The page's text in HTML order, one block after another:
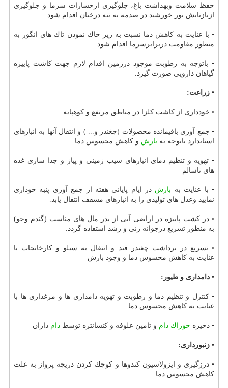
حفظ سلامت وبهداشت باغ، جلوگیری ازخسارات سرما و جلوگیری
ازبازتابش نور خورشید در صدمه به تنه درختان اقدام شود.
• با عنایت به كاهش دما نسبت به زیر خاك نمودن تاك های انگور به
منظور مقاومت دربرابرسرما اقدام شود.
• باتوجه به رطوبت موجود درزمین اقدام لازم جهت كاشت پاییزه
گیاهان دارویی صورت گیرد.
• زراعت:
• خودداری از كاشت كلزا در مناطق مرتفع و كوهپایه
• جمع آوری باقیمانده محصولات (چغندر و... ) و انتقال آنها به انبارهای
استاندارد باتوجه به بارش و كاهش محسوس دما
• تهویه و تنظیم دمای انبارهای سیب زمینی و پیاز و جدا سازی غده
های ناسالم
• با عنایت به بارش در ایام پایانی هفته از جمع آوری پنبه خوداری
نمایید وعدل های تولیدی را به انبارهای مسقف انتقال یابد.
• در كشت پاییزه در اراضی آبی از بذر مال های مناسب (گندم وجو)
به منظور تسریع درجوانه زنی و رشد استفاده گردد.
• تسریع در برداشت چغندر قند و انتقال به سیلو و كارخانجات با
عنایت به كاهش محسوس دما و وجود بارش
• دامداری و طیور:
• كنترل و تنظیم دما و رطوبت و تهویه دامداری ها و مرغداری ها با
عنایت به كاهش محسوس دما
• ذخیره خوراك دام و تامین علوفه و كنسانتره توسط دام داران
• زنبورداری:
• درزگیری و ایزولاسیون كندوها و كوچك كردن دریچه پرواز به علت
كاهش محسوس دما